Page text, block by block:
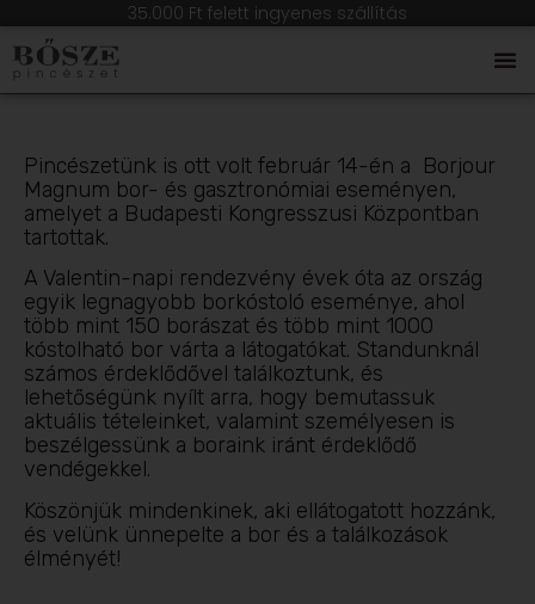
35.000 Ft felett ingyenes szállítás
Pincészetünk is ott volt február 14-én a Borjour
Magnum bor- és gasztronómiai eseményen,
amelyet a Budapesti Kongresszusi Központban
tartottak.
A Valentin-napi rendezvény évek óta az ország
egyik legnagyobb borkóstoló eseménye, ahol
több mint 150 borászat és több mint 1000
kóstolható bor várta a látogatókat. Standunknál
számos érdeklődővel találkoztunk, és
lehetőségünk nyílt arra, hogy bemutassuk
aktuális tételeinket, valamint személyesen is
beszélgessünk a boraink iránt érdeklődő
vendégekkel.
Köszönjük mindenkinek, aki ellátogatott hozzánk,
és velünk ünnepelte a bor és a találkozások
élményét!